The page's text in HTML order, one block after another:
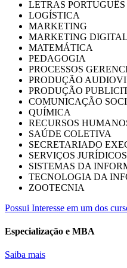
LETRAS
LOGÍSTICA
MARKETING
MARKETING DIGITAL
MATEMÁTICA
PEDAGOGIA
PROCESSOS
PRODUÇÃO
PRODUÇÃO
COMUNICAÇÃO
QUÍMICA
RECURSOS
SAÚDE COLETIVA
SECRETARIADO
SERVIÇOS
SISTEMAS DA
TECNOLOGIA DA
ZOOTECNIA
Possui Interesse em um dos
Especialização e MBA
Saiba mais